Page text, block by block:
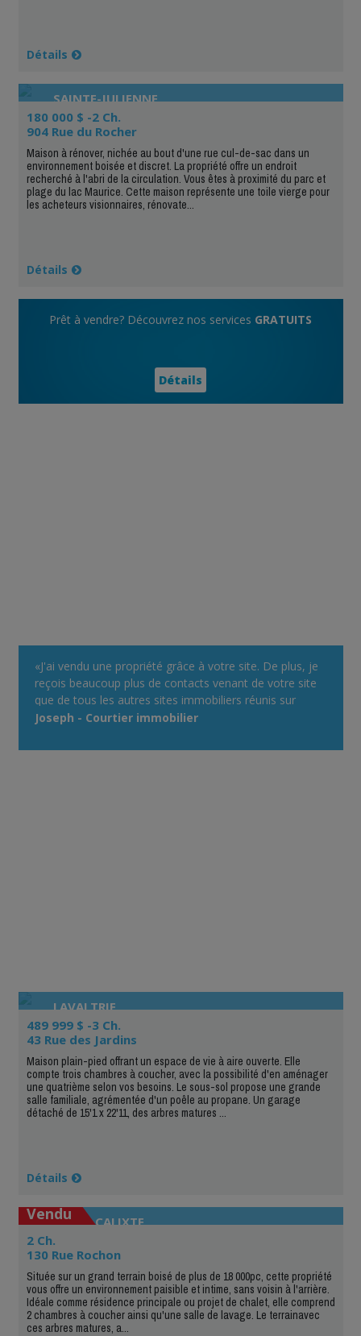
Détails
SAINTE-JULIENNE
180 000 $ -2 Ch.
904 Rue du Rocher
Maison à rénover, nichée au bout d'une rue cul-de-sac dans un
environnement boisée et discret. La propriété offre un endroit
recherché à l'abri de la circulation. Vous êtes à proximité du parc et
plage du lac Maurice. Cette maison représente une toile vierge pour
les acheteurs visionnaires, rénovate...
Détails
Prêt à vendre? Découvrez nos services GRATUITS
Détails
«J'ai vendu une propriété grâce à votre site. De plus, je
reçois beaucoup plus de contacts venant de votre site
que de tous les autres sites immobiliers réunis sur
lequel je m'annonce comme courtier. Votre système
Joseph - Courtier immobilier
LAVALTRIE
489 999 $ -3 Ch.
43 Rue des Jardins
Maison plain-pied offrant un espace de vie à aire ouverte. Elle
compte trois chambres à coucher, avec la possibilité d'en aménager
une quatrième selon vos besoins. Le sous-sol propose une grande
salle familiale, agrémentée d'un poêle au propane. Un garage
détaché de 15'1 x 22'11, des arbres matures ...
Détails
SAINT-CALIXTE
Vendu
2 Ch.
130 Rue Rochon
Située sur un grand terrain boisé de plus de 18 000pc, cette propriété
vous offre un environnement paisible et intime, sans voisin à l'arrière.
Idéale comme résidence principale ou projet de chalet, elle comprend
2 chambres à coucher ainsi qu'une salle de lavage. Le terrainavec
ces arbres matures, a...